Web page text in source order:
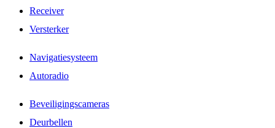
Receiver
Versterker
Navigatiesysteem
Autoradio
Beveiligingscameras
Deurbellen